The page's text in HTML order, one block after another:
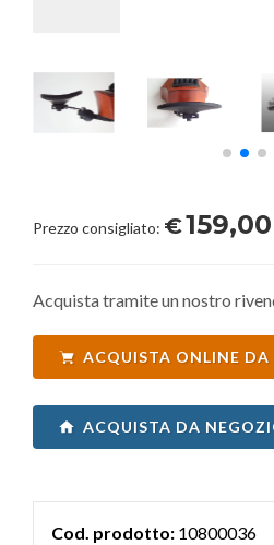
Prezzo consigliato: €159,00
Acquista tramite un nostro
ACQUISTA ONLINE
ACQUISTA DA
Cod. prodotto: 10800036